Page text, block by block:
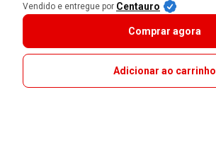
Vendido e entregue por Centauro
Comprar agora
Adicionar ao carrinho